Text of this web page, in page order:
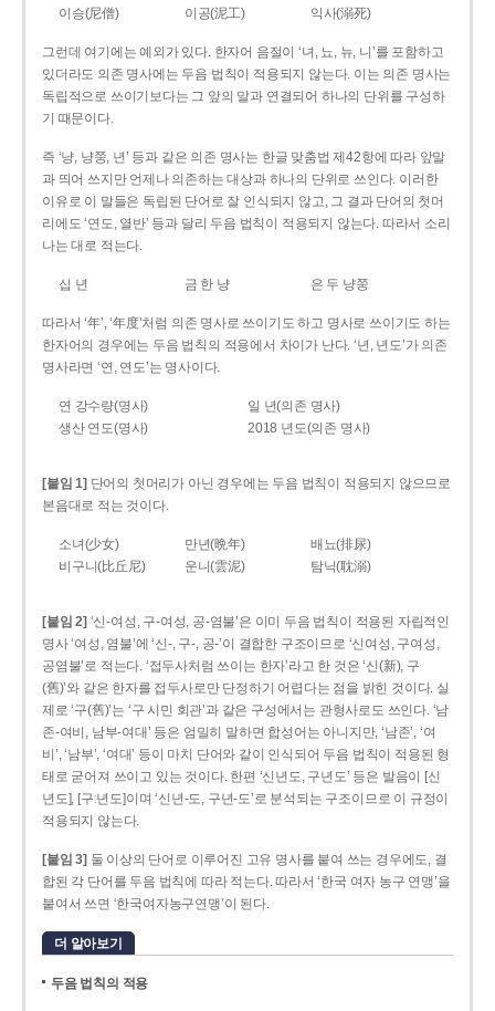
이승(尼僧)
이공(泥工) 익사(溺死)
그런데 여기에는 예외가 있다. 한자어 음절이 ‘녀, 뇨, 뉴, 니’를 포함하고
있더라도 의존 명사에는 두음 법칙이 적용되지 않는다. 이는 의존 명사는
독립적으로 쓰이기보다는 그 앞의 말과 연결되어 하나의 단위를 구성하
기 때문이다.
즉 ‘냥, 냥쭝, 년’ 등과 같은 의존 명사는 한글 맞춤법 제42항에 따라 앞말
과 띄어 쓰지만 언제나 의존하는 대상과 하나의 단위로 쓰인다. 이러한
이유로 이 말들은 독립된 단어로 잘 인식되지 않고, 그 결과 단어의 첫머
리에도 ‘연도, 열반’ 등과 달리 두음 법칙이 적용되지 않는다. 따라서 소리
나는 대로 적는다.
십 년 금 한 냥 은 두 냥쭝
따라서 ‘年’, ‘年度’처럼 의존 명사로 쓰이기도 하고 명사로 쓰이기도 하는
한자어의 경우에는 두음 법칙의 적용에서 차이가 난다. ‘년, 년도’가 의존
명사라면 ‘연, 연도’는 명사이다.
연 강수량(명사)
일 년(의존 명사)
생산 연도(명사)
2018 년도(의존 명사)
[붙임 1] 단어의 첫머리가 아닌 경우에는 두음 법칙이 적용되지 않으므로
본음대로 적는 것이다.
소녀(少女) 만년(晩年)
배뇨(排尿)
비구니(比丘尼)
운니(雲泥) 탐닉(耽溺)
[붙임 2] ‘신-여성, 구-여성, 공-염불’은 이미 두음 법칙이 적용된 자립적인
명사 ‘여성, 염불’에 ‘신-, 구-, 공-’이 결합한 구조이므로 ‘신여성, 구여성,
공염불’로 적는다. ‘접두사처럼 쓰이는 한자’라고 한 것은 ‘신(新), 구
(舊)’와 같은 한자를 접두사로만 단정하기 어렵다는 점을 밝힌 것이다. 실
제로 ‘구(舊)’는 ‘구 시민 회관’과 같은 구성에서는 관형사로도 쓰인다. ‘남
존­-여비, 남부-­여대’ 등은 엄밀히 말하면 합성어는 아니지만, ‘남존’, ‘여
비’, ‘남부’, ‘여대’ 등이 마치 단어와 같이 인식되어 두음 법칙이 적용된 형
태로 굳어져 쓰이고 있는 것이다. 한편 ‘신년도, 구년도’ 등은 발음이 [신
년도], [구ː년도]이며 ‘신년­-도, 구년-­도’로 분석되는 구조이므로 이 규정이
적용되지 않는다.
[붙임 3] 둘 이상의 단어로 이루어진 고유 명사를 붙여 쓰는 경우에도, 결
합된 각 단어를 두음 법칙에 따라 적는다. 따라서 ‘한국 여자 농구 연맹’을
붙여서 쓰면 ‘한국여자농구연맹’이 된다.
더 알아보기
두음 법칙의 적용